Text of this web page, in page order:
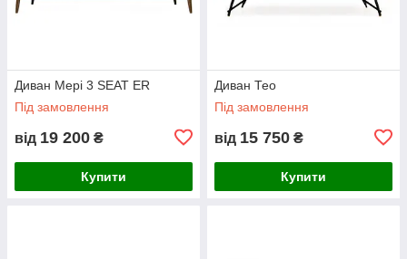
Диван Мері 3 SEAT ER
Під замовлення
від 19 200 ₴
Купити
Диван Тео
Під замовлення
від 15 750 ₴
Купити